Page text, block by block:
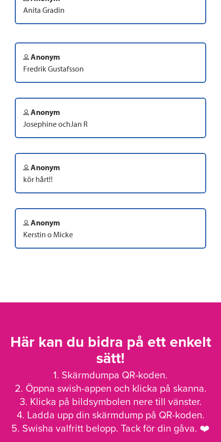
Anita Gradin
Anonym
Fredrik Gustafsson
Anonym
Josephine ochJan R
Anonym
kör hårt!!
Anonym
Kerstin o Micke
Här kan du bidra på ett enkelt
sätt!
1. Skärmdumpa QR-koden.
2. Öppna swish-appen och klicka på skanna.
3. Klicka på bildsymbolen nere till vänster.
4. Ladda upp din skärmdump på QR-koden.
5. Swisha valfritt belopp. Tack för din gåva. ❤️